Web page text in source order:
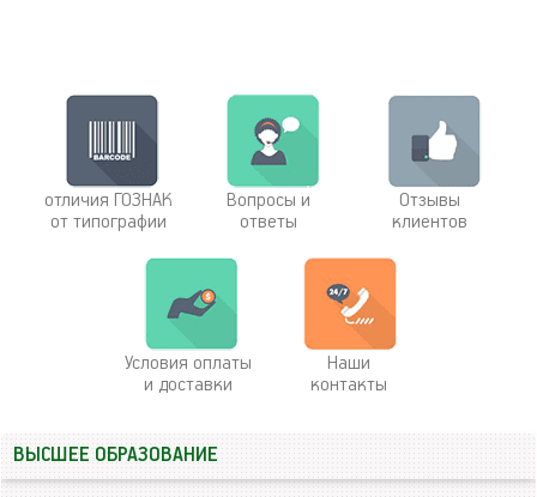
отличия ГОЗНАК
от типографии
Вопросы и
ответы
Отзывы
клиентов
Условия оплаты
и доставки
Наши
контакты
ВЫСШЕЕ ОБРАЗОВАНИЕ